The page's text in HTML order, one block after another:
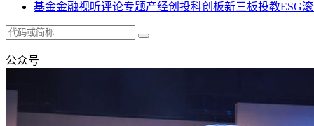
基金金融视听评论专题产经创投科创板新三板投教ESG
公众号